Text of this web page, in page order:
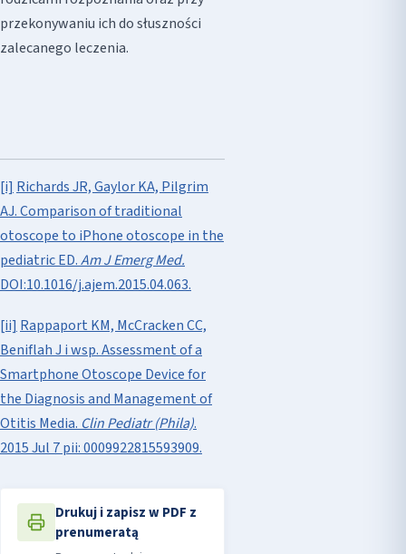
przekonywaniu ich do słuszności
zalecanego leczenia.
[i] Richards JR, Gaylor KA, Pilgrim
AJ. Comparison of traditional
otoscope to iPhone otoscope in the
pediatric ED.Am J Emerg Med.
DOI:10.1016/j.ajem.2015.04.063.
[ii] Rappaport KM, McCracken CC,
Beniflah J i wsp. Assessment of a
Smartphone Otoscope Device for
the Diagnosis and Management of
Otitis Media. Clin Pediatr (Phila).
2015 Jul 7 pii: 0009922815593909.
Drukuj i zapisz w PDF z
prenumeratą